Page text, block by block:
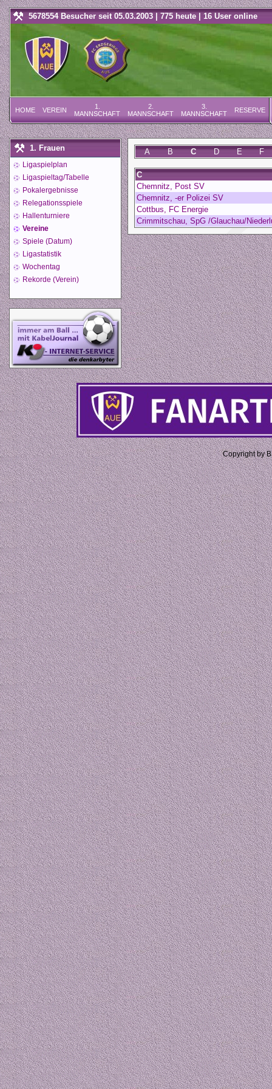
5678554 Besucher seit 05.03.2003 | 775 heute | 16 User online
HOME VEREIN
1.
MANNSCHAFT
2.
MANNSCHAFT
3.
MANNSCHAFT
RESERVE
1. Frauen
Ligaspielplan
Ligaspieltag/Tabelle
Pokalergebnisse
Relegationsspiele
Hallenturniere
Vereine
Spiele (Datum)
Ligastatistik
Wochentag
Rekorde (Verein)
A B C D E F
C
Chemnitz, Post SV
Chemnitz, -er Polizei SV
Cottbus, FC Energie
Crimmitschau, SpG /Glauchau/
Copyright by